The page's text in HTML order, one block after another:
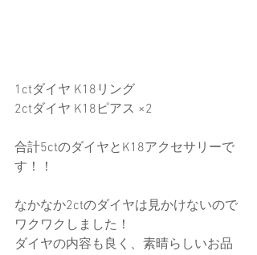
1ctダイヤ K18リング
2ctダイヤ K18ピアス ×2
合計5ctのダイヤとK18アクセサリーで
す！！
なかなか2ctのダイヤは見かけないので
ワクワクしました！
ダイヤの内容も良く、素晴らしいお品